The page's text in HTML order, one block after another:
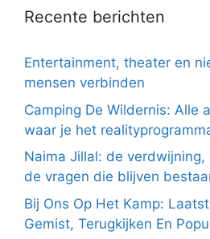
Recente berichten
Entertainment, theater en
mensen verbinden
Camping De Wildernis: Alle
waar je het
Naima Jillal: de
de vragen die blijven
Bij Ons Op Het Kamp:
Gemist, Terugkijken En